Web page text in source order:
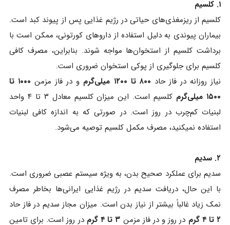
۱. کلسیم
کلسیم از ریزمغذی‌های حیاتی در رژیم غذایی پس از پیوند کبد است.
بیماران پیوندی به دلیل استفاده از داروهای کورتونی، ممکن است با
برداشت کلسیم از استخوان‌ها مواجه شوند. بنابراین، مصرف کافی
کلسیم برای جلوگیری از پوکی استخوان ضروری است.
نیاز روزانه در فاز حاد ۸۰۰ تا ۱۲۰۰ میلی‌گرم و در فاز مزمن
۱۰۰۰ تا
۱۵۰۰ میلی‌گرم
کلسیم است. این میزان کلسیم معادل ۳ تا ۴ واحد
لبنیات کم‌چرب در روز است. در صورتی که به اندازه کافی لبنیات
استفاده نمیکنید، مصرف مکمل کلسیم توصیه می‌شود.
۲. سدیم
سدیم برای عملکرد صحیح بدن، به ویژه سیستم عصبی ضروری است.
با این حال، دریافت سدیم در رژیم غذایی ایرانی‌ها بخاطر مصرف
نمک زیاد غالباً بیشتر از نیاز بدن است. میزان مجاز سدیم در فاز حاد
۲ تا ۴ گرم
در روز و در فاز مزمن ۳ تا ۴ گرم
در روز است. برای تامین